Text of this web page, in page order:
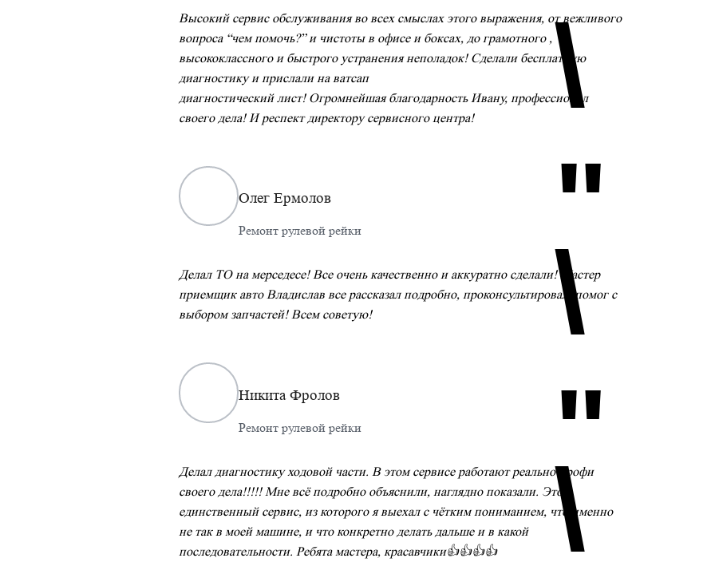
\
"
Высокий сервис обслуживания во всех смыслах этого выражения, от вежливого
вопроса “чем помочь?” и чистоты в офисе и боксах, до грамотного ,
высококлассного и быстрого устранения неполадок! Сделали бесплатную
диагностику и прислали на ватсап
диагностический лист! Огромнейшая благодарность Ивану, профессионал
своего дела! И респект директору сервисного центра!
Олег Ермолов
Ремонт рулевой рейки
\
"
Делал ТО на мерседесе! Все очень качественно и аккуратно сделали! Мастер
приемщик авто Владислав все рассказал подробно, проконсультировал, помог с
выбором запчастей! Всем советую!
Никита Фролов
Ремонт рулевой рейки
\
Делал диагностику ходовой части. В этом сервисе работают реально профи
своего дела!!!!! Мне всё подробно объяснили, наглядно показали. Это
единственный сервис, из которого я выехал с чётким пониманием, что именно
не так в моей машине, и что конкретно делать дальше и в какой
последовательности. Ребята мастера, красавчики👍👍👍👍
г. Краснодар, ул. Рихарда Зорге, д. 50